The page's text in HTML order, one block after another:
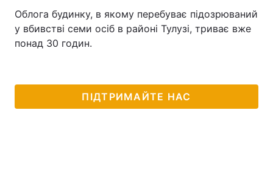
Облога будинку, в якому перебуває підозрюваний
у вбивстві семи осіб в районі Тулузі, триває вже
понад 30 годин.
ПІДТРИМАЙТЕ НАС